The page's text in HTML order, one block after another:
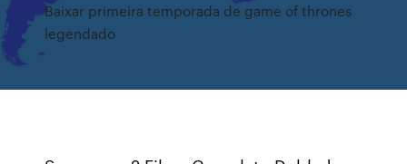
Baixar primeira temporada de game of thrones
legendado